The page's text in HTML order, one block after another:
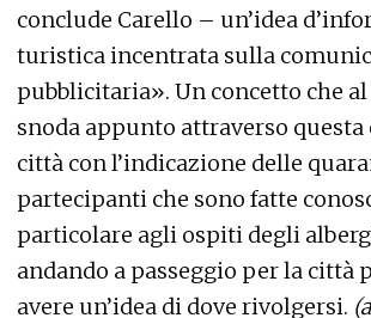
conclude Carello – un’idea
turistica incentrata sulla
pubblicitaria». Un concetto che
snoda appunto attraverso
città con l’indicazione delle
partecipanti che sono fatte
particolare agli ospiti degli
andando a passeggio per la città
avere un’idea di dove rivolgersi.